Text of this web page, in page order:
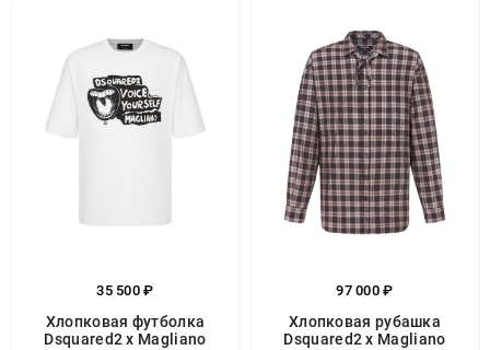
35 500 ₽
Хлопковая футболка
Dsquared2 x Magliano
97 000 ₽
Хлопковая рубашка
Dsquared2 x Magliano